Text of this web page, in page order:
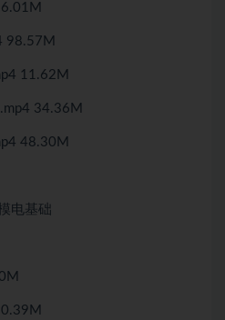
98.57M
11.62M
34.36M
48.30M
电基础